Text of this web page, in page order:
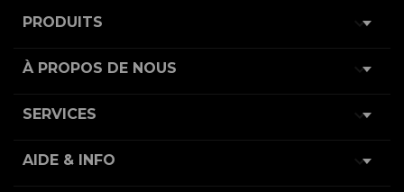
PRODUITS 
À PROPOS DE NOUS 
SERVICES 
AIDE & INFO 